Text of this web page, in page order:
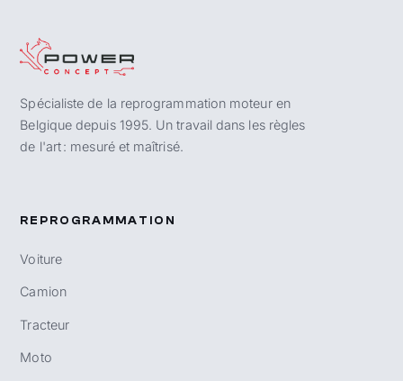
Spécialiste de la reprogrammation moteur en
Belgique depuis 1995. Un travail dans les règles
de l'art : mesuré et maîtrisé.
REPROGRAMMATION
Voiture
Camion
Tracteur
Moto